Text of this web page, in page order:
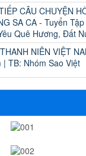
CÂU CHUYỆN
SA CA - Tuyển
Quê Hương, Đất
NIÊN VIỆT
| TB: Nhóm Sao Việt